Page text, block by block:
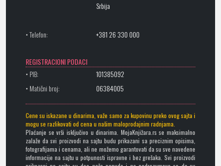
Srbija
• Telefon: +381 26 330 000
REGISTRACIONI PODACI
• PIB:
101385092
• Matični broj:
06384005
Cene su iskazane u dinarima, važe samo za kupovinu preko ovog sajta i
mogu se razlikovati od cena u našim maloprodajnim radnjama.
Plaćanje se vrši isključivo u dinarima. MojaKnjižara.rs se maksimalno
zalaže da svi proizvodi na sajtu budu prikazani sa preciznim opisima,
fotografijama i cenama, ali ne možemo garantovati da su sve navedene
informacije na sajtu u potpunosti ispravne i bez grešaka. Svi proizvodi